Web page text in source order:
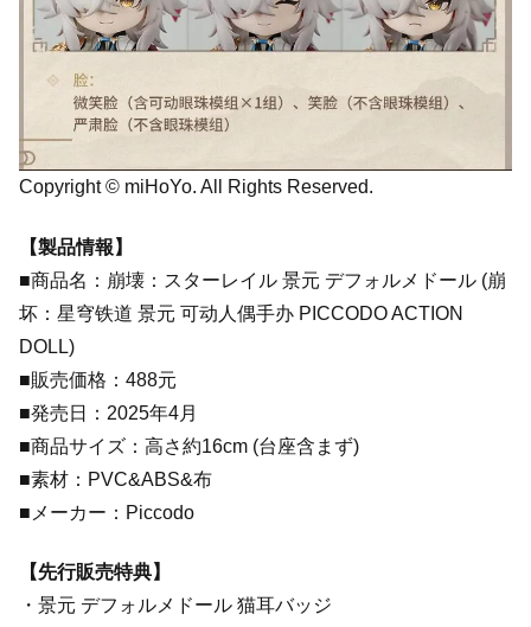
Copyright © miHoYo. All Rights Reserved.
【製品情報】
■商品名：崩壊：スターレイル 景元 デフォルメドール (崩
坏：星穹铁道 景元 可动人偶手办 PICCODO ACTION
DOLL)
■販売価格：488元
■発売日：2025年4月
■商品サイズ：高さ約16cm (台座含まず)
■素材：PVC&ABS&布
■メーカー：Piccodo
【先行販売特典】
・景元 デフォルメドール 猫耳バッジ